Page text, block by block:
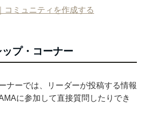
コミュニティを作成する
ップ・コーナー
ナーでは、リーダーが投稿する情報
に参加して直接質問したりでき